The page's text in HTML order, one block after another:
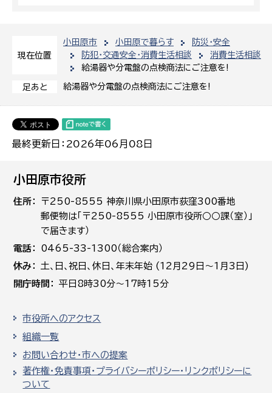
現在位置
小田原市 小田原で暮らす
防災・安全
防犯・交通安全・消費生活相談
消費生活相談
給湯器や分電盤の点検商法にご注意を!
足あと 給湯器や分電盤の点検商法にご注意を!
最終更新日：2026年06月08日
小田原市役所
住所
〒250-8555 神奈川県小田原市荻窪300番地
郵便物は「〒250-8555 小田原市役所○○課（室）」
で届きます）
電話
0465-33-1300（総合案内）
休み
土､日､祝日、休日、年末年始 (12月29日～1月3日)
開庁時間
平日8時30分～17時15分
市役所へのアクセス
組織一覧
お問い合わせ・市への提案
著作権・免責事項・プライバシーポリシー・リンクポリシーに
ついて